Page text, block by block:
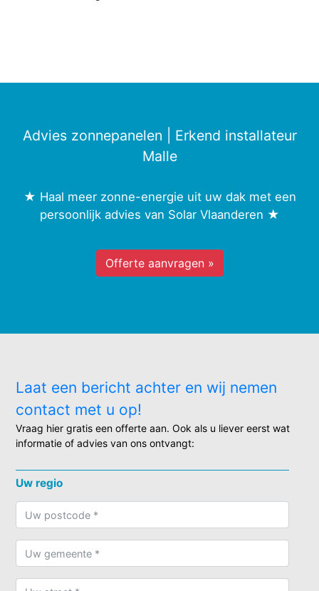
Advies zonnepanelen | Erkend installateur
Malle
★ Haal meer zonne-energie uit uw dak met een
persoonlijk advies van Solar Vlaanderen ★
Offerte aanvragen »
Laat een bericht achter en wij nemen
contact met u op!
Vraag hier gratis een offerte aan. Ook als u liever eerst wat
informatie of advies van ons ontvangt:
Uw regio